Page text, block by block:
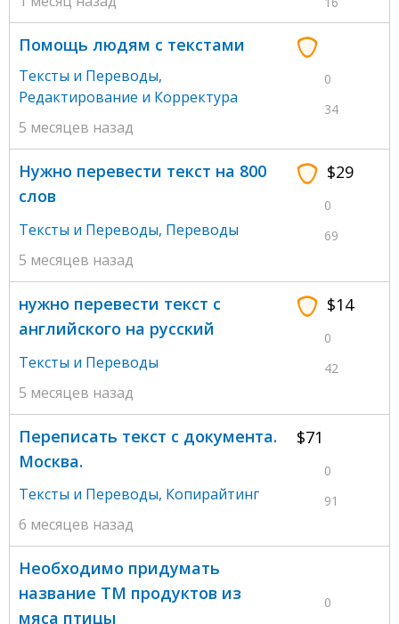
0
34
Помощь людям с текстами
Тексты и Переводы,
Редактирование и Корректура
5 месяцев назад
$29
0
69
Нужно перевести текст на 800
слов
Тексты и Переводы, Переводы
5 месяцев назад
$14
0
42
нужно перевести текст с
английского на русский
Тексты и Переводы
5 месяцев назад
$71
0
91
Переписать текст с документа.
Москва.
Тексты и Переводы, Копирайтинг
6 месяцев назад
0
Необходимо придумать
название ТМ продуктов из
мяса птицы